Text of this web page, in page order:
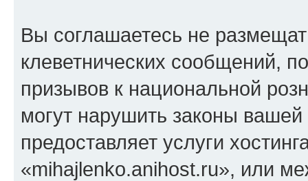
Вы соглашаетесь не
клеветнических сообщений,
призывов к национальной
могут нарушить законы
предоставляет услуги
«mihajlenko.anihost.ru», или